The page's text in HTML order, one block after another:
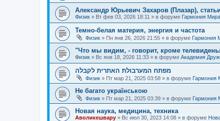
Александр Юрьевич Захаров (Плазар), статьи
Физик » Вт фев 03, 2026 18:11 » в форуме Гармония Мира
Темно-белая материя, энергия и частота
Физик » Пн янв 26, 2026 21:55 » в форуме Гармония
"Что мы видим, - говорит, кроме
Физик » Вс янв 18, 2026 11:33 » в форуме Академия
מפתח המערבולת האתרית לקבלה
Физик » Пт мар 21, 2025 03:58 » в форуме Гармония
Не багато українською
Физик » Пт мар 21, 2025 03:39 » в форуме Гармония
Новая наука, медицина, техника
Аволикешвару » Вс июл 30, 2023 14:08 » в форуме